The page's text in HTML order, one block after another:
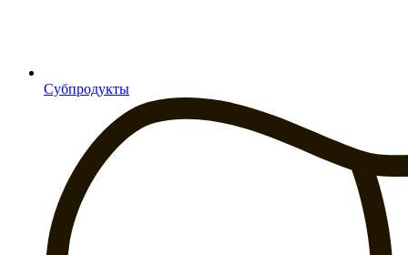
Субпродукты